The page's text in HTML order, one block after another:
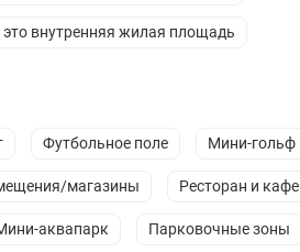
внутренняя жилая площадь
Футбольное поле Мини-гольф
магазины Ресторан и кафе
аквапарк Парковочные зоны